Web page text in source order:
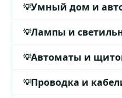
Умный дом и
Лампы и
Автоматы и
Проводка и